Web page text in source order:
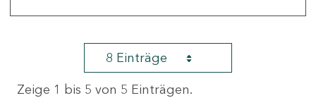
8 Einträge
Zeige 1 bis 5 von 5 Einträgen.